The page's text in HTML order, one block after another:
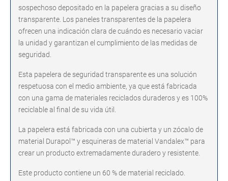
sospechoso depositado en la papelera gracias a su diseño
transparente. Los paneles transparentes de la papelera
ofrecen una indicación clara de cuándo es necesario vaciar
la unidad y garantizan el cumplimiento de las medidas de
seguridad.
Esta papelera de seguridad transparente es una solución
respetuosa con el medio ambiente, ya que está fabricada
con una gama de materiales reciclados duraderos y es 100%
reciclable al final de su vida útil.
La papelera está fabricada con una cubierta y un zócalo de
material Durapol™ y esquineras de material Vandalex™ para
crear un producto extremadamente duradero y resistente.
Este producto contiene un 60 % de material reciclado.